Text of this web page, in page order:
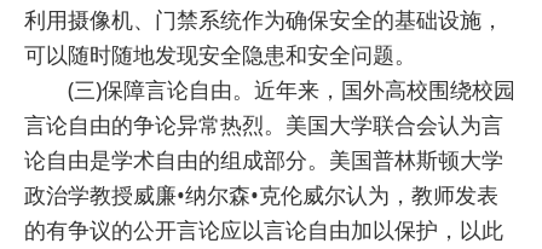
利用摄像机、门禁系统作为确保安全的基础设施，
可以随时随地发现安全隐患和安全问题。
(三)保障言论自由。近年来，国外高校围绕校园
言论自由的争论异常热烈。美国大学联合会认为言
论自由是学术自由的组成部分。美国普林斯顿大学
政治学教授威廉•纳尔森•克伦威尔认为，教师发表
的有争议的公开言论应以言论自由加以保护，以此